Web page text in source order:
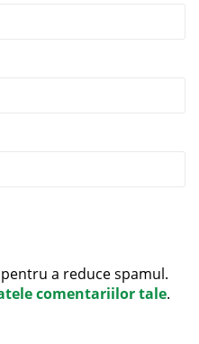
a reduce spamul.
comentariilor tale.